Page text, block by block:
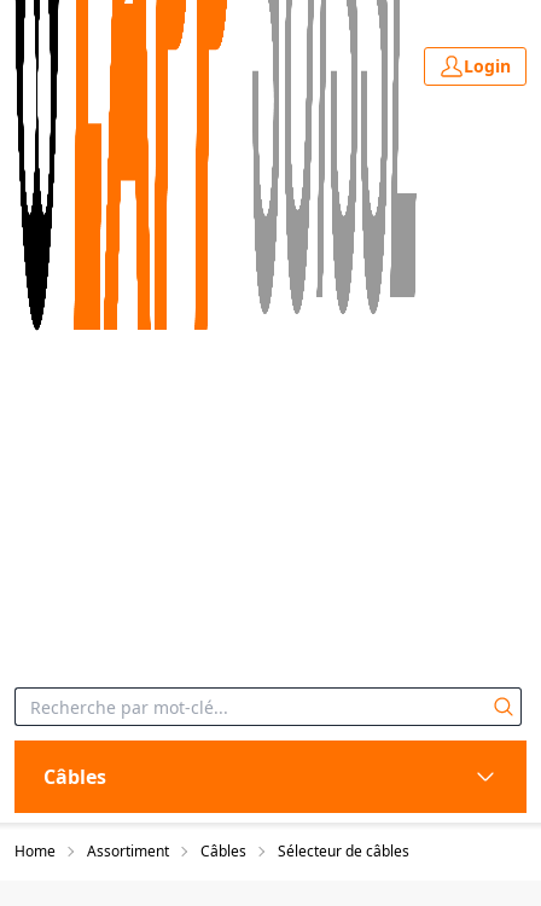
Login
Câbles
Home Assortiment Câbles Sélecteur de câbles